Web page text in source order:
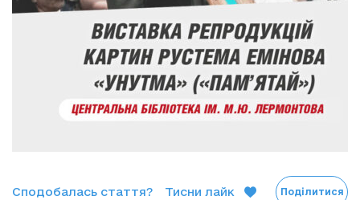
Сподобалась стаття? Тисни лайк Поділитися